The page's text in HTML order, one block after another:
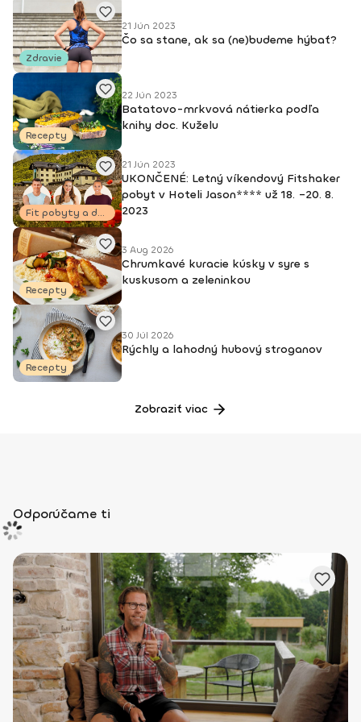
TRÉNER 3
Zdravie
21 Jún 2023
Čo sa stane, ak sa (ne)budeme hýbať?
Recepty
22 Jún 2023
Batatovo-mrkvová nátierka podľa
knihy doc. Kuželu
Fit pobyty a dovolenky
21 Jún 2023
UKONČENÉ: Letný víkendový Fitshaker
pobyt v Hoteli Jason**** už 18. –20. 8.
2023
Recepty
3 Aug 2026
Chrumkavé kuracie kúsky v syre s
kuskusom a zeleninkou
Recepty
30 Júl 2026
Rýchly a lahodný hubový stroganov
Zobraziť viac
Odporúčame ti